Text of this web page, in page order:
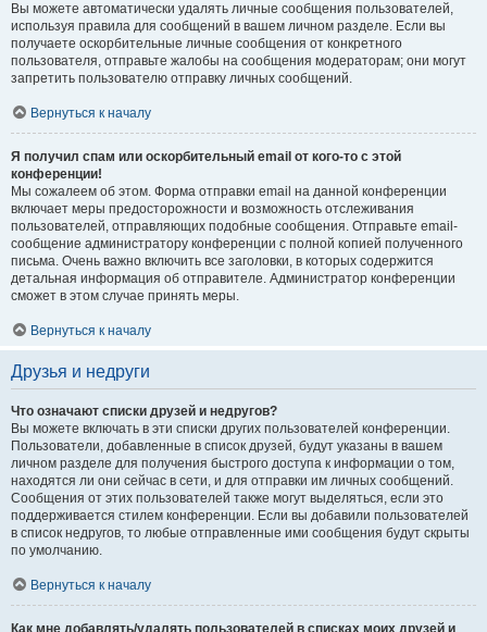
Вы можете автоматически удалять личные сообщения пользователей,
используя правила для сообщений в вашем личном разделе. Если вы
получаете оскорбительные личные сообщения от конкретного
пользователя, отправьте жалобы на сообщения модераторам; они могут
запретить пользователю отправку личных сообщений.
Вернуться к началу
Я получил спам или оскорбительный email от кого-то с этой
конференции!
Мы сожалеем об этом. Форма отправки email на данной конференции
включает меры предосторожности и возможность отслеживания
пользователей, отправляющих подобные сообщения. Отправьте email-
сообщение администратору конференции с полной копией полученного
письма. Очень важно включить все заголовки, в которых содержится
детальная информация об отправителе. Администратор конференции
сможет в этом случае принять меры.
Вернуться к началу
Друзья и недруги
Что означают списки друзей и недругов?
Вы можете включать в эти списки других пользователей конференции.
Пользователи, добавленные в список друзей, будут указаны в вашем
личном разделе для получения быстрого доступа к информации о том,
находятся ли они сейчас в сети, и для отправки им личных сообщений.
Сообщения от этих пользователей также могут выделяться, если это
поддерживается стилем конференции. Если вы добавили пользователей
в список недругов, то любые отправленные ими сообщения будут скрыты
по умолчанию.
Вернуться к началу
Как мне добавлять/удалять пользователей в списках моих друзей и